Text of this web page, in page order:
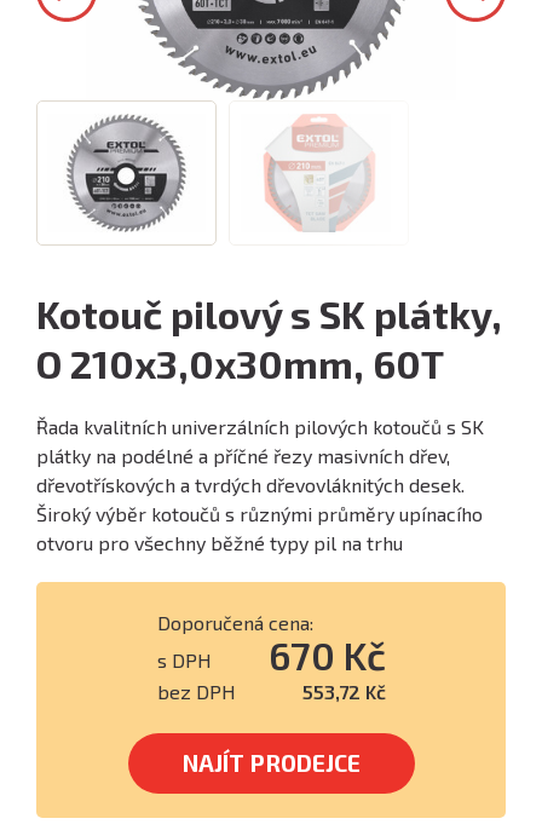
Kotouč pilový s SK plátky,
O 210x3,0x30mm, 60T
Řada kvalitních univerzálních pilových kotoučů s SK
plátky na podélné a příčné řezy masivních dřev,
dřevotřískových a tvrdých dřevovláknitých desek.
Široký výběr kotoučů s různými průměry upínacího
otvoru pro všechny běžné typy pil na trhu
Doporučená cena:
s DPH
670 Kč
bez DPH 553,72 Kč
NAJÍT PRODEJCE